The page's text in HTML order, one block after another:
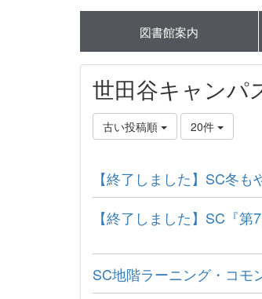
図書館案内
世田谷キャンパ
古い投稿順 20件
【終了しました】SC冬
【終了しました】SC『
SC地階ラーニング・コモ